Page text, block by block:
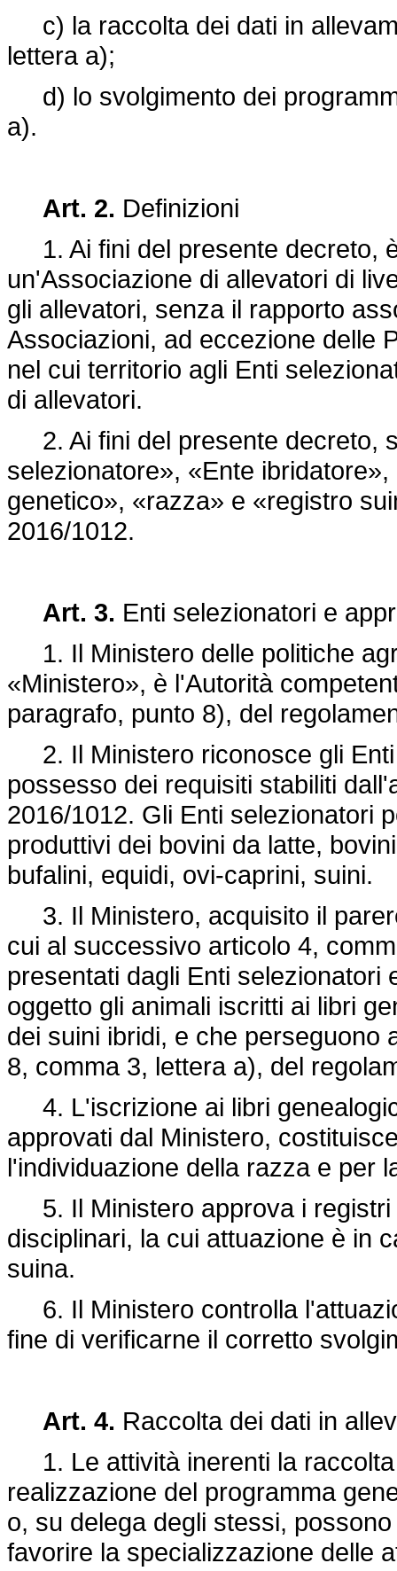
c) la raccolta dei dati in
lettera a);
d) lo svolgimento dei
a).
Art. 2. Definizioni
1. Ai fini del presente decreto,
un'Associazione di allevatori di
gli allevatori, senza il rapporto
Associazioni, ad eccezione delle
nel cui territorio agli Enti
di allevatori.
2. Ai fini del presente decreto,
selezionatore», «Ente
genetico», «razza» e «registro
2016/1012.
Art. 3. Enti selezionatori e
1. Il Ministero delle politiche
«Ministero», è l'Autorità
paragrafo, punto 8), del
2. Il Ministero riconosce gli Enti
possesso dei requisiti stabiliti
2016/1012. Gli Enti selezionatori
produttivi dei bovini da latte,
bufalini, equidi, ovi-caprini, suini.
3. Il Ministero, acquisito il
cui al successivo articolo 4,
presentati dagli Enti selezionatori
oggetto gli animali iscritti ai libri
dei suini ibridi, e che perseguono
8, comma 3, lettera a), del
4. L'iscrizione ai libri
approvati dal Ministero,
l'individuazione della razza e per
5. Il Ministero approva i registri
disciplinari, la cui attuazione è in
suina.
6. Il Ministero controlla
fine di verificarne il corretto
Art. 4. Raccolta dei dati in
1. Le attività inerenti la raccolta
realizzazione del programma
o, su delega degli stessi,
favorire la specializzazione delle